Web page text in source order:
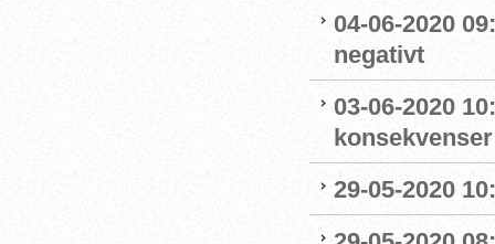
04-06-2020
negativt
03-06-2020
29-05-2020